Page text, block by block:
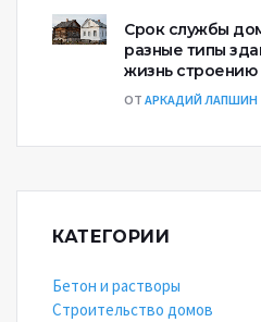
Срок службы
разные типы
жизнь строению
ОТ АРКАДИЙ ЛАПШИН
КАТЕГОРИИ
Бетон и растворы
Строительство домов